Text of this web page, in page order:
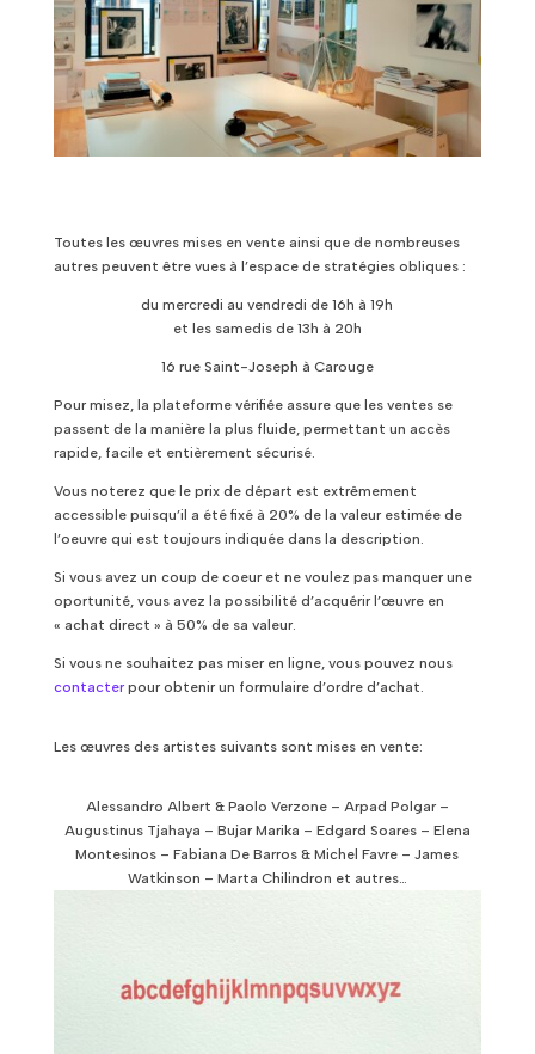
Toutes les œuvres mises en vente ainsi que de nombreuses
autres peuvent être vues à l’espace de stratégies obliques :
du mercredi au vendredi de 16h à 19h
et les samedis de 13h à 20h
16 rue Saint-Joseph à Carouge
Pour misez, la plateforme vérifiée assure que les ventes se
passent de la manière la plus fluide, permettant un accès
rapide, facile et entièrement sécurisé.
Vous noterez que le prix de départ est extrêmement
accessible puisqu’il a été fixé à 20% de la valeur estimée de
l’oeuvre qui est toujours indiquée dans la description.
Si vous avez un coup de coeur et ne voulez pas manquer une
oportunité, vous avez la possibilité d’acquérir l’œuvreen
« achat direct » à 50% de sa valeur.
Si vous ne souhaitez pas miser en ligne, vous pouvez nous
contacterpour obtenir un formulaire d’ordre d’achat.
Les œuvres des artistes suivants sont mises en vente:
Alessandro Albert & Paolo Verzone – Arpad Polgar –
Augustinus Tjahaya – Bujar Marika – Edgard Soares – Elena
Montesinos – Fabiana De Barros & Michel Favre – James
Watkinson – Marta Chilindron et autres…